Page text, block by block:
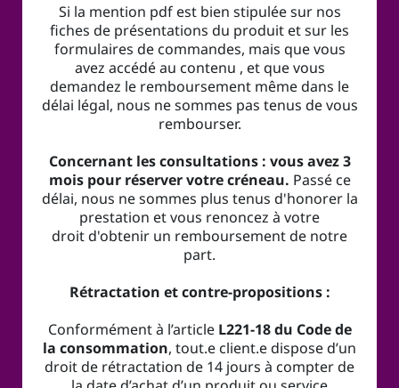
Si la mention pdf est bien stipulée sur nos
fiches de présentations du produit et sur les
formulaires de commandes, mais que vous
avez accédé au contenu , et que vous
demandez le remboursement même dans le
délai légal, nous ne sommes pas tenus de vous
rembourser.
Concernant les consultations : vous avez 3
mois pour réserver votre créneau. Passé ce
délai, nous ne sommes plus tenus d'honorer la
prestation et vous renoncez à votre
droit d'obtenir un remboursement de notre
part.
Rétractation et contre-propositions :
Conformément à l’article L221-18 du Code de
la consommation, tout.e client.e dispose d’un
droit de rétractation de 14 jours à compter de